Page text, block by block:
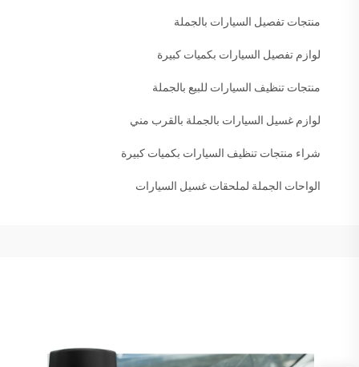
منتجات تفصيل السيارات بالجملة
لوازم تفصيل السيارات بكميات كبيرة
منتجات تنظيف السيارات للبيع بالجملة
لوازم غسيل السيارات بالجملة بالقرب مني
شراء منتجات تنظيف السيارات بكميات كبيرة
الواحات الجملة لملحقات غسيل السيارات